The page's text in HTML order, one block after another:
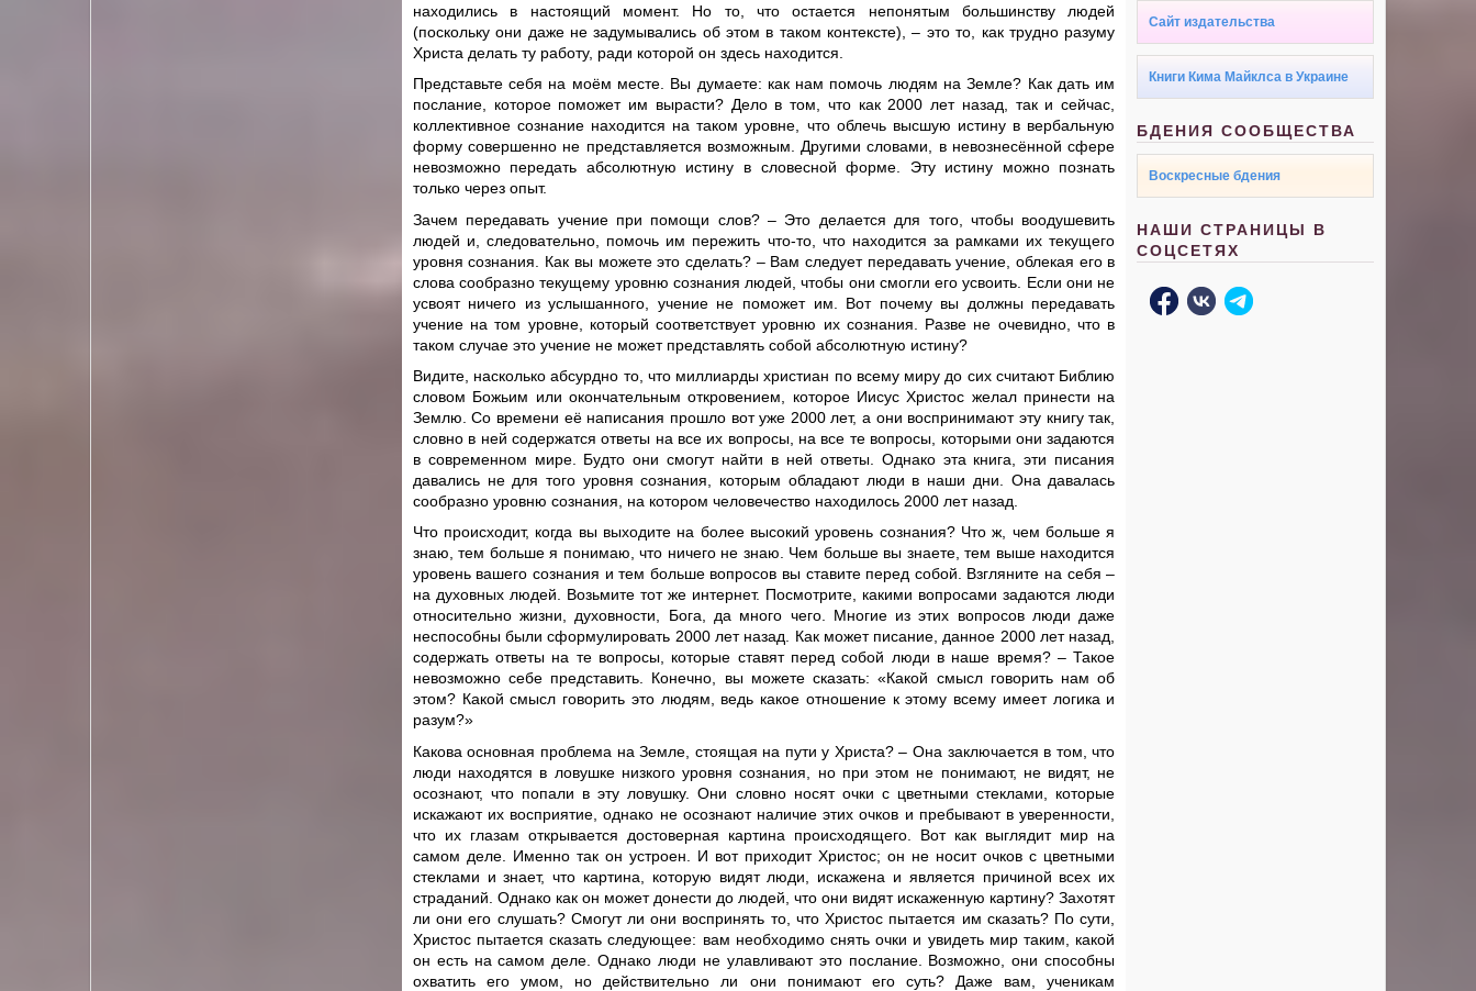
находились в настоящий момент. Но то, что остается непонятым большинству людей
(поскольку они даже не задумывались об этом в таком контексте), – это то, как трудно разуму
Христа делать ту работу, ради которой он здесь находится.
Представьте себя на моём месте. Вы думаете: как нам помочь людям на Земле? Как дать им
послание, которое поможет им вырасти? Дело в том, что как 2000 лет назад, так и сейчас,
коллективное сознание находится на таком уровне, что облечь высшую истину в вербальную
форму совершенно не представляется возможным. Другими словами, в невознесённой сфере
невозможно передать абсолютную истину в словесной форме. Эту истину можно познать
только через опыт.
Зачем передавать учение при помощи слов? – Это делается для того, чтобы воодушевить
людей и, следовательно, помочь им пережить что-то, что находится за рамками их текущего
уровня сознания. Как вы можете это сделать? – Вам следует передавать учение, облекая его в
слова сообразно текущему уровню сознания людей, чтобы они смогли его усвоить. Если они не
усвоят ничего из услышанного, учение не поможет им. Вот почему вы должны передавать
учение на том уровне, который соответствует уровню их сознания. Разве не очевидно, что в
таком случае это учение не может представлять собой абсолютную истину?
Видите, насколько абсурдно то, что миллиарды христиан по всему миру до сих считают Библию
словом Божьим или окончательным откровением, которое Иисус Христос желал принести на
Землю. Со времени её написания прошло вот уже 2000 лет, а они воспринимают эту книгу так,
словно в ней содержатся ответы на все их вопросы, на все те вопросы, которыми они задаются
в современном мире. Будто они смогут найти в ней ответы. Однако эта книга, эти писания
давались не для того уровня сознания, которым обладают люди в наши дни. Она давалась
сообразно уровню сознания, на котором человечество находилось 2000 лет назад.
Что происходит, когда вы выходите на более высокий уровень сознания? Что ж, чем больше я
знаю, тем больше я понимаю, что ничего не знаю. Чем больше вы знаете, тем выше находится
уровень вашего сознания и тем больше вопросов вы ставите перед собой. Взгляните на себя –
на духовных людей. Возьмите тот же интернет. Посмотрите, какими вопросами задаются люди
относительно жизни, духовности, Бога, да много чего. Многие из этих вопросов люди даже
неспособны были сформулировать 2000 лет назад. Как может писание, данное 2000 лет назад,
содержать ответы на те вопросы, которые ставят перед собой люди в наше время? – Такое
невозможно себе представить. Конечно, вы можете сказать: «Какой смысл говорить нам об
этом? Какой смысл говорить это людям, ведь какое отношение к этому всему имеет логика и
разум?»
Какова основная проблема на Земле, стоящая на пути у Христа? – Она заключается в том, что
люди находятся в ловушке низкого уровня сознания, но при этом не понимают, не видят, не
осознают, что попали в эту ловушку. Они словно носят очки с цветными стеклами, которые
искажают их восприятие, однако не осознают наличие этих очков и пребывают в уверенности,
что их глазам открывается достоверная картина происходящего. Вот как выглядит мир на
самом деле. Именно так он устроен. И вот приходит Христос; он не носит очков с цветными
стеклами и знает, что картина, которую видят люди, искажена и является причиной всех их
страданий. Однако как он может донести до людей, что они видят искаженную картину? Захотят
ли они его слушать? Смогут ли они воспринять то, что Христос пытается им сказать? По сути,
Христос пытается сказать следующее: вам необходимо снять очки и увидеть мир таким, какой
он есть на самом деле. Однако люди не улавливают это послание. Возможно, они способны
охватить его умом, но действительно ли они понимают его суть? Даже вам, ученикам
Сайт издательства
Книги Кима Майклса в Украине
БДЕНИЯ СООБЩЕСТВА
Воскресные бдения
НАШИ СТРАНИЦЫ В
СОЦСЕТЯХ